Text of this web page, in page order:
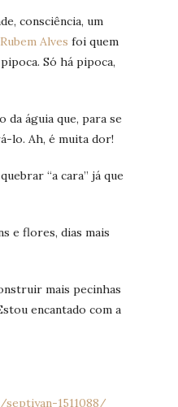
consciência, um
Rubem Alves foi quem
Só há pipoca,
da águia que, para se
lo. Ah, é muita dor!
“a cara” já que
e flores, dias mais
mais pecinhas
encantado com a
1511088/